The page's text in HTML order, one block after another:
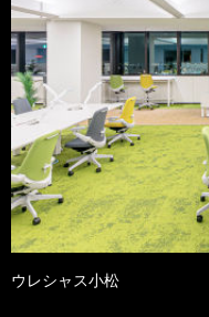
ウレシャス小松